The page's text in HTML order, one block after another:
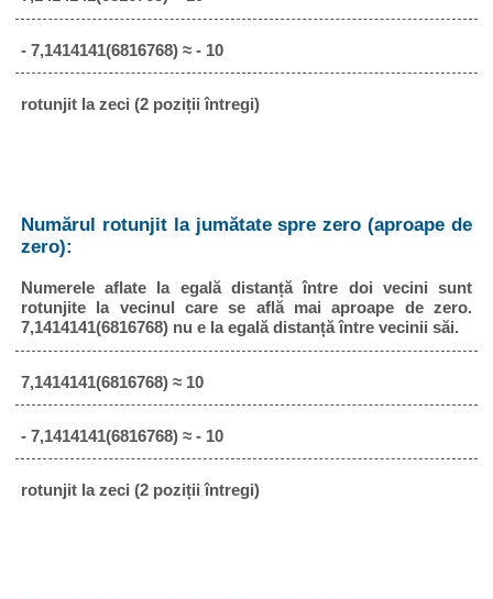
- 7,1414141(6816768) ≈ - 10
rotunjit la zeci (2 poziții întregi)
Numărul rotunjit la jumătate spre zero (aproape de
zero):
Numerele aflate la egală distanță între doi vecini sunt
rotunjite la vecinul care se află mai aproape de zero.
7,1414141(6816768) nu e la egală distanță între vecinii săi.
7,1414141(6816768) ≈ 10
- 7,1414141(6816768) ≈ - 10
rotunjit la zeci (2 poziții întregi)